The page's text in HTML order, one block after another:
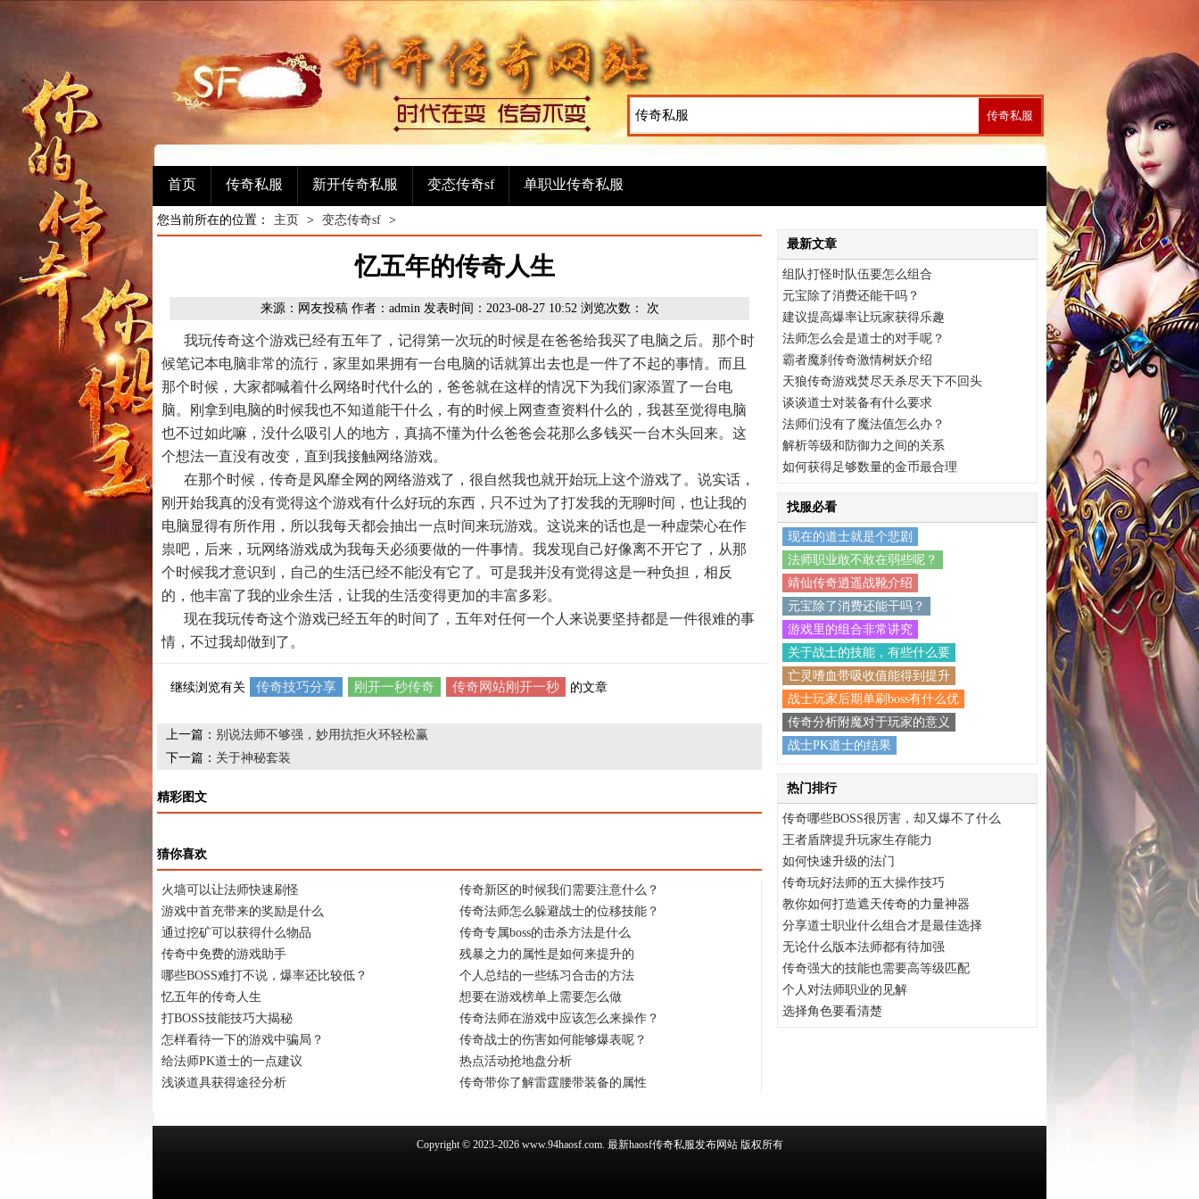
首页 传奇私服 新开传奇私服 变态传奇sf 单职业传奇私服
您当前所在的位置： 主页 > 变态传奇sf >
忆五年的传奇人生
来源：网友投稿 作者：admin 发表时间：2023-08-27 10:52 浏览次数： 次
我玩传奇这个游戏已经有五年了，记得第一次玩的时候是在爸爸给我买了电脑之后。那个时
候笔记本电脑非常的流行，家里如果拥有一台电脑的话就算出去也是一件了不起的事情。而且
那个时候，大家都喊着什么网络时代什么的，爸爸就在这样的情况下为我们家添置了一台电
脑。刚拿到电脑的时候我也不知道能干什么，有的时候上网查查资料什么的，我甚至觉得电脑
也不过如此嘛，没什么吸引人的地方，真搞不懂为什么爸爸会花那么多钱买一台木头回来。这
个想法一直没有改变，直到我接触网络游戏。
在那个时候，传奇是风靡全网的网络游戏了，很自然我也就开始玩上这个游戏了。说实话，
刚开始我真的没有觉得这个游戏有什么好玩的东西，只不过为了打发我的无聊时间，也让我的
电脑显得有所作用，所以我每天都会抽出一点时间来玩游戏。这说来的话也是一种虚荣心在作
祟吧，后来，玩网络游戏成为我每天必须要做的一件事情。我发现自己好像离不开它了，从那
个时候我才意识到，自己的生活已经不能没有它了。可是我并没有觉得这是一种负担，相反
的，他丰富了我的业余生活，让我的生活变得更加的丰富多彩。
现在我玩传奇这个游戏已经五年的时间了，五年对任何一个人来说要坚持都是一件很难的事
情，不过我却做到了。
继续浏览有关 传奇技巧分享 刚开一秒传奇 传奇网站刚开一秒 的文章
上一篇： 别说法师不够强，妙用抗拒火环轻松赢
下一篇： 关于神秘套装
精彩图文
猜你喜欢
火墙可以让法师快速刷怪
传奇新区的时候我们需要注意什么？
游戏中首充带来的奖励是什么
传奇法师怎么躲避战士的位移技能？
通过挖矿可以获得什么物品
传奇专属boss的击杀方法是什么
传奇中免费的游戏助手
残暴之力的属性是如何来提升的
哪些BOSS难打不说，爆率还比较低？
个人总结的一些练习合击的方法
忆五年的传奇人生
想要在游戏榜单上需要怎么做
打BOSS技能技巧大揭秘
传奇法师在游戏中应该怎么来操作？
怎样看待一下的游戏中骗局？
传奇战士的伤害如何能够爆表呢？
给法师PK道士的一点建议
热点活动抢地盘分析
浅谈道具获得途径分析
传奇带你了解雷霆腰带装备的属性
最新文章
组队打怪时队伍要怎么组合
元宝除了消费还能干吗？
建议提高爆率让玩家获得乐趣
法师怎么会是道士的对手呢？
霸者魔刹传奇激情树妖介绍
天狼传奇游戏焚尽天杀尽天下不回头
谈谈道士对装备有什么要求
法师们没有了魔法值怎么办？
解析等级和防御力之间的关系
如何获得足够数量的金币最合理
找服必看
现在的道士就是个悲剧
法师职业敢不敢在弱些呢？
靖仙传奇逍遥战靴介绍
元宝除了消费还能干吗？
游戏里的组合非常讲究
关于战士的技能，有些什么要
亡灵嗜血带吸收值能得到提升
战士玩家后期单刷boss有什么优
传奇分析附魔对于玩家的意义
战士PK道士的结果
热门排行
传奇哪些BOSS很厉害，却又爆不了什么
王者盾牌提升玩家生存能力
如何快速升级的法门
传奇玩好法师的五大操作技巧
教你如何打造遮天传奇的力量神器
分享道士职业什么组合才是最佳选择
无论什么版本法师都有待加强
传奇强大的技能也需要高等级匹配
个人对法师职业的见解
选择角色要看清楚
Copyright © 2023-2026 www.94haosf.com. 最新haosf传奇私服发布网站 版权所有